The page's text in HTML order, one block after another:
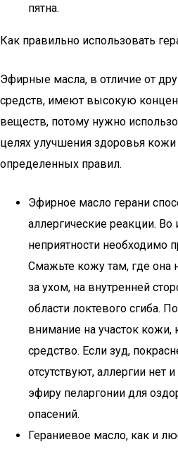
пятна.
Как правильно использовать
Эфирные масла, в отличие от
средств, имеют высокую
веществ, потому нужно
целях улучшения здоровья
определенных правил.
Эфирное масло герани
аллергические реакции.
неприятности необходимо
Смажьте кожу там, где она
за ухом, на внутренней
области локтевого сгиба.
внимание на участок кожи,
средство. Если зуд,
отсутствуют, аллергии нет
эфиру пеларгонии для
опасений.
Гераниевое масло, как и